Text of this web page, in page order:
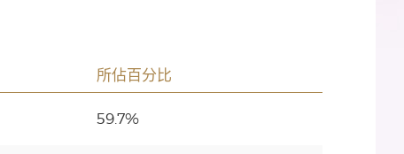
所佔百分比
59.7%